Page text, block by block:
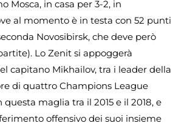
Mosca, in casa per 3-2, in
al momento è in testa con 52 punti
Novosibirsk, che deve però
Lo Zenit si appoggerà
capitano Mikhailov, tra i leader della
di quattro Champions League
maglia tra il 2015 e il 2018, e
offensivo dei suoi insieme